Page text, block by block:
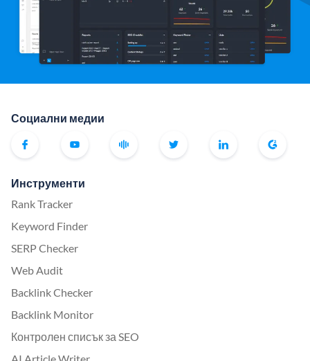
Социални медии
Инструменти
Rank Tracker
Keyword Finder
SERP Checker
Web Audit
Backlink Checker
Backlink Monitor
Контролен списък за SEO